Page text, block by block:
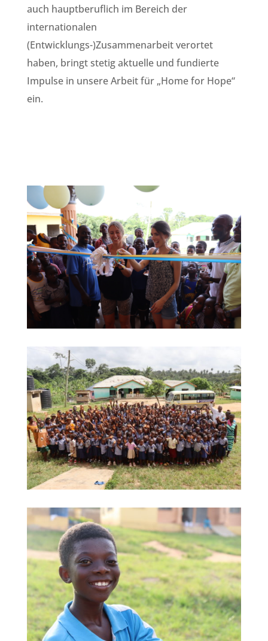
auch hauptberuflich im Bereich der
internationalen
(Entwicklungs-)Zusammenarbeit verortet
haben, bringt stetig aktuelle und fundierte
Impulse in unsere Arbeit für „Home for Hope“
ein.